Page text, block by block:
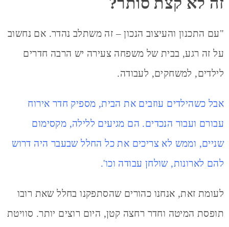
"עם התכנון והעיצוב הנכון – זה משתלב נהדר. אם נחשוב
על זה רגע, בבית של משפחה צעירה יש הרבה חדרים
לילדים, למשחקים, לעבודה.
אבל כשהילדים עוזבים את הבית, מספיק חדר אירוח
עבורם ועבור הנכדים. הם מגיעים ללילה, מקסימום
שניים, וממש לא צריכים את כל החלל שבעבר היה דרוש
להם לארונות, שולחן עבודה וכו'.
לעומת זאת, אנחנו כהורים שהסתפקנו בחלל שאת רובו
תופסת המיטה וחדר רחצה קטן, היום רוצים יותר. סוויטת